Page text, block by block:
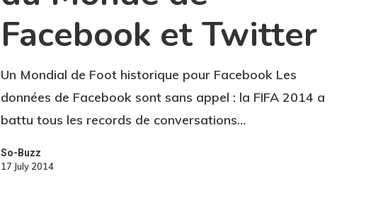
Facebook et Twitter
Un Mondial de Foot historique pour Facebook Les
données de Facebook sont sans appel : la FIFA 2014 a
battu tous les records de conversations…
So-Buzz
17 July 2014